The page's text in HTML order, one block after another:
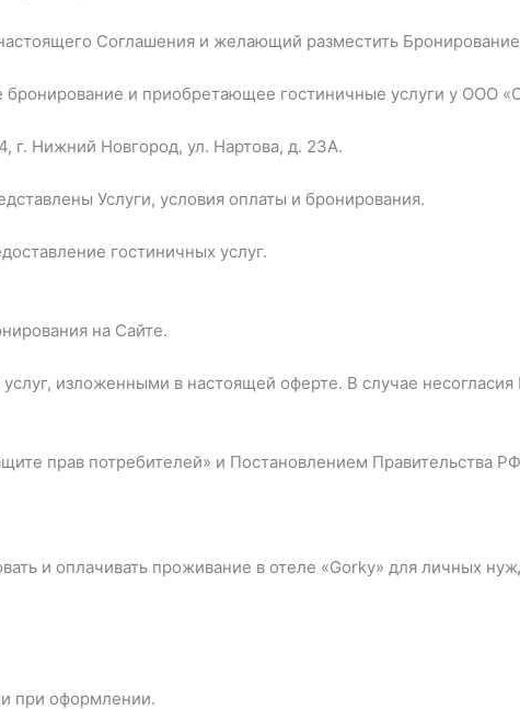
Соглашения и желающий разместить Бронирование
и приобретающее гостиничные услуги у ООО
Нижний Новгород, ул. Нартова, д. 23А.
Услуги, условия оплаты и бронирования.
гостиничных услуг.
на Сайте.
изложенными в настоящей оферте. В случае несогласия
прав потребителей» и Постановлением Правительства
и оплачивать проживание в отеле «Gorky» для личных
при оформлении.